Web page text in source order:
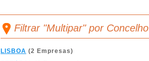
Filtrar "Multipar" por Concelho
LISBOA (2 Empresas)